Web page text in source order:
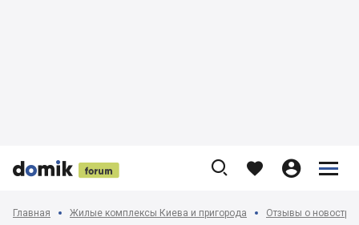


 
    


Главная Жилые комплексы Киева и пригорода Отзывы о